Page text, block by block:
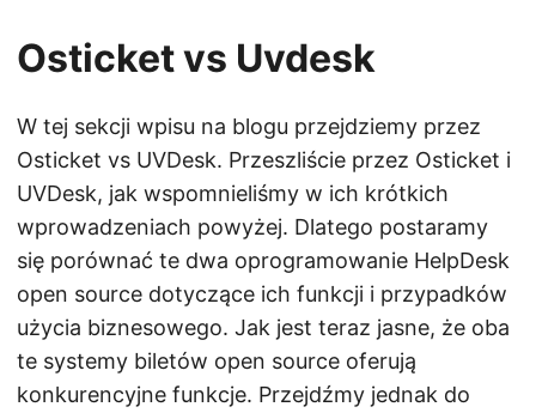
Osticket vs Uvdesk
W tej sekcji wpisu na blogu przejdziemy przez
Osticket vs UVDesk. Przeszliście przez Osticket i
UVDesk, jak wspomnieliśmy w ich krótkich
wprowadzeniach powyżej. Dlatego postaramy
się porównać te dwa oprogramowanie HelpDesk
open source dotyczące ich funkcji i przypadków
użycia biznesowego. Jak jest teraz jasne, że oba
te systemy biletów open source oferują
konkurencyjne funkcje. Przejdźmy jednak do